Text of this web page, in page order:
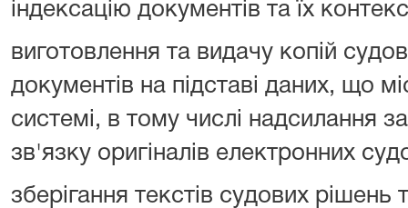
індексацію документів та їх
виготовлення та видачу копій
документів на підставі даних, що
системі, в тому числі надсилання
зв'язку оригіналів електронних
зберігання текстів судових рішень